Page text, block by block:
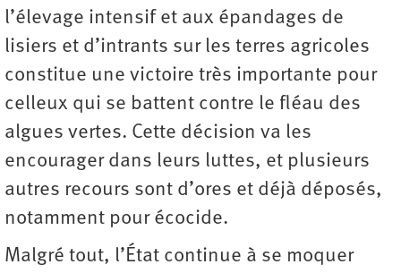
l’élevage intensif et aux épandages de
lisiers et d’intrants sur les terres agricoles
constitue une victoire très importante pour
celleux qui se battent contre le fléau des
algues vertes. Cette décision va les
encourager dans leurs luttes, et plusieurs
autres recours sont d’ores et déjà déposés,
notamment pour écocide.
Malgré tout, l’État continue à se moquer